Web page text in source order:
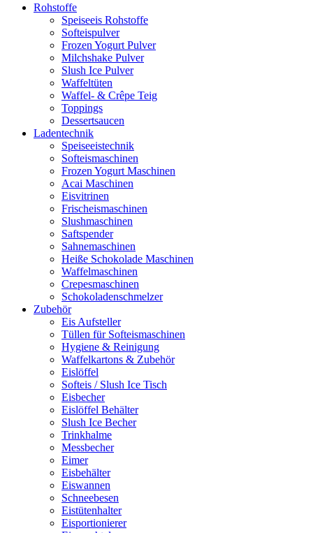
Rohstoffe
Speiseeis Rohstoffe
Softeispulver
Frozen Yogurt Pulver
Milchshake Pulver
Slush Ice Pulver
Waffeltüten
Waffel- & Crêpe Teig
Toppings
Dessertsaucen
Ladentechnik
Speiseeistechnik
Softeismaschinen
Frozen Yogurt Maschinen
Acai Maschinen
Eisvitrinen
Frischeismaschinen
Slushmaschinen
Saftspender
Sahnemaschinen
Heiße Schokolade Maschinen
Waffelmaschinen
Crepesmaschinen
Schokoladenschmelzer
Zubehör
Eis Aufsteller
Tüllen für Softeismaschinen
Hygiene & Reinigung
Waffelkartons & Zubehör
Eislöffel
Softeis / Slush Ice Tisch
Eisbecher
Eislöffel Behälter
Slush Ice Becher
Trinkhalme
Messbecher
Eimer
Eisbehälter
Eiswannen
Schneebesen
Eistütenhalter
Eisportionierer